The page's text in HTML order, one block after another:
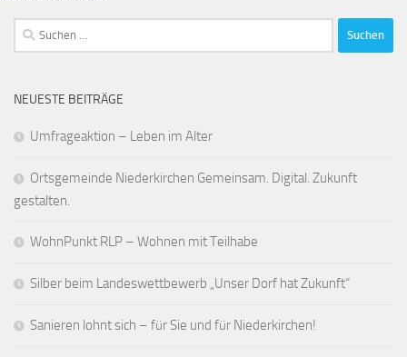
Suchen
nach:
NEUESTE BEITRÄGE
Umfrageaktion – Leben im Alter
Ortsgemeinde Niederkirchen Gemeinsam. Digital. Zukunft
gestalten.
WohnPunkt RLP – Wohnen mit Teilhabe
Silber beim Landeswettbewerb „Unser Dorf hat Zukunft“
Sanieren lohnt sich – für Sie und für Niederkirchen!